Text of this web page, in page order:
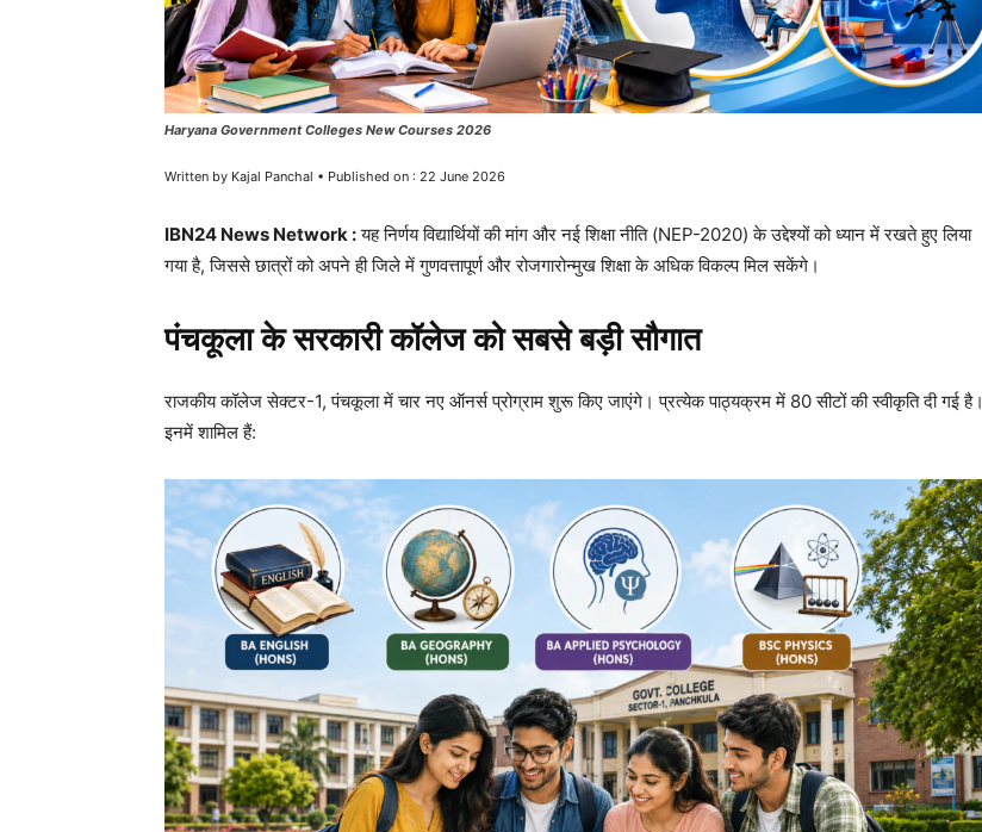
Haryana Government Colleges New Courses 2026
Written by Kajal Panchal • Published on : 22 June 2026
IBN24 News Network :यह निर्णय विद्यार्थियों की मांग और नई शिक्षा नीति (NEP-2020) के उद्देश्यों को ध्यान में रखते हुए लिया
गया है, जिससे छात्रों को अपने ही जिले में गुणवत्तापूर्ण और रोजगारोन्मुख शिक्षा के अधिक विकल्प मिल सकेंगे।
पंचकूला के सरकारी कॉलेज को सबसे बड़ी सौगात
राजकीय कॉलेज सेक्टर-1, पंचकूला में चार नए ऑनर्स प्रोग्राम शुरू किए जाएंगे। प्रत्येक पाठ्यक्रम में 80 सीटों की स्वीकृति दी गई है।
इनमें शामिल हैं: